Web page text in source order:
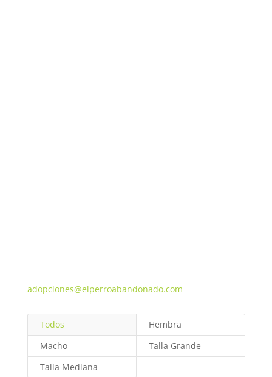
adopciones@elperroabandonado.com
Todos
Hembra
Macho
Talla Grande
Talla Mediana